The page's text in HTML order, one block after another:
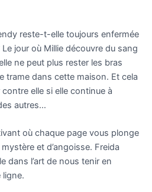
reste-t-elle toujours enfermée
jour où Millie découvre du sang
ne peut plus rester les bras
trame dans cette maison. Et cela
elle si elle continue à
autres…
où chaque page vous plonge
et d’angoisse. Freida
dans l’art de nous tenir en
ligne.